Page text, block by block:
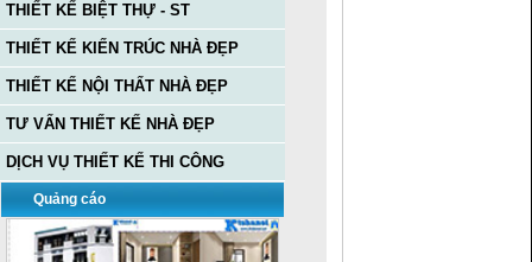
THIẾT KẾ BIỆT THỰ - ST
THIẾT KẾ KIẾN TRÚC NHÀ ĐẸP
THIẾT KẾ NỘI THẤT NHÀ ĐẸP
TƯ VẤN THIẾT KẾ NHÀ ĐẸP
DỊCH VỤ THIẾT KẾ THI CÔNG
Quảng cáo